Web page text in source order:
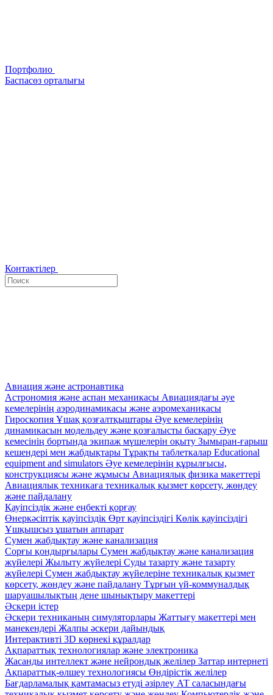
Портфолио
Баспасөз орталығы
Контактілер
Авиация және астронавтика
Астрономия және аспан механикасы Авиациядағы әуе
кемелерінің аэродинамикасы және аэромеханикасы
Гироскопия Ұшақ қозғалтқыштары Әуе кемелерінің
динамикасын модельдеу және қозғалысты басқару Әуе
кемесінің бортында экипаж мүшелерін оқыту Зымыран-ғарыш
кешендері мен жабдықтары Тұрақты таблеткалар Educational
equipment and simulators Әуе кемелерінің құрылғысы,
конструкциясы және жұмысы Авиациялық физика макеттері
Авиациялық техникаға техникалық қызмет көрсету, жөндеу
және пайдалану
Қауіпсіздік және еңбекті қорғау
Өнеркәсіптік қауіпсіздік Өрт қауіпсіздігі Көлік қауіпсіздігі
Ұшқышсыз ұшатын аппарат
Сумен жабдықтау және канализация
Сорғы қондырғылары Сумен жабдықтау және канализация
жүйелері Жылыту жүйелері Суды тазарту және тазарту
жүйелері Сумен жабдықтау жүйелеріне техникалық қызмет
көрсету, жөндеу және пайдалану Тұрғын үй-коммуналдық
шаруашылықтың дене шынықтыру макеттері
Әскери істер
Әскери техниканың симуляторлары Жаттығу макеттері мен
манекендері Жалпы әскери дайындық
Интерактивті 3D көрнекі құралдар
Ақпараттық технологиялар және электроника
Жасанды интеллект және нейрондық желілер Заттар интернеті
Ақпараттық-өлшеу технологиясы Өндірістік желілер
Бағдарламалық қамтамасыз етуді әзірлеу АТ саласындағы